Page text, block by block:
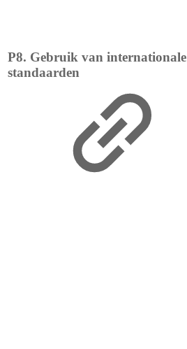
P8. Gebruik van internationale
standaarden